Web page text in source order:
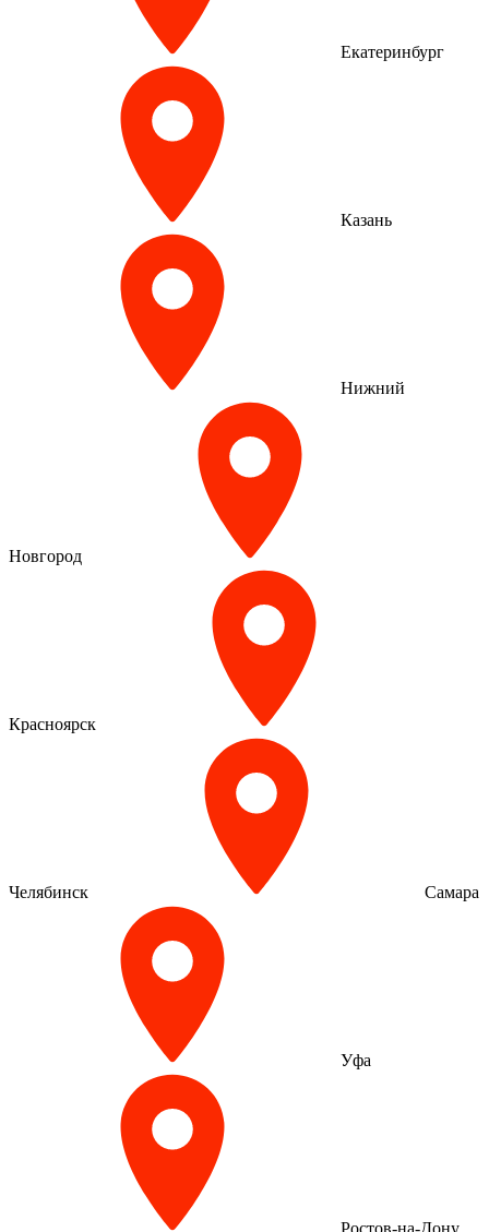
Екатеринбург
Казань
Нижний
Новгород
Красноярск
Челябинск Самара
Уфа
Ростов-на-Дону